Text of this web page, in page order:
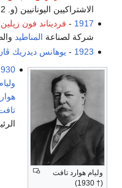
الاشتراكيين اليونانيين (و. 1872)
1917
- فرديناند فون زپلين
شركة لصناعة المناطيد
1923
- يوهانس ديدريك
وليام هوارد تافت
(† 1930)